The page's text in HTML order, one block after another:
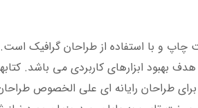
چاپ و با استفاده از طراحان گرافیک
هدف بهبود ابزارهای کاربردی می
طراحان رایانه ای علی الخصوص